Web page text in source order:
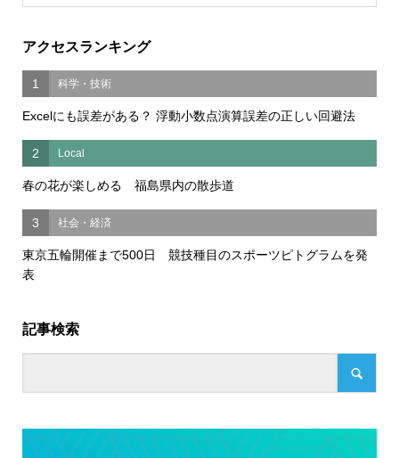
アクセスランキング
1 科学・技術
Excelにも誤差がある？ 浮動小数点演算誤差の正しい回避法
2 Local
春の花が楽しめる 福島県内の散歩道
3 社会・経済
東京五輪開催まで500日 競技種目のスポーツピトグラムを発
表
記事検索